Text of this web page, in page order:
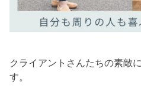
クライアントさんたちの素敵
す。